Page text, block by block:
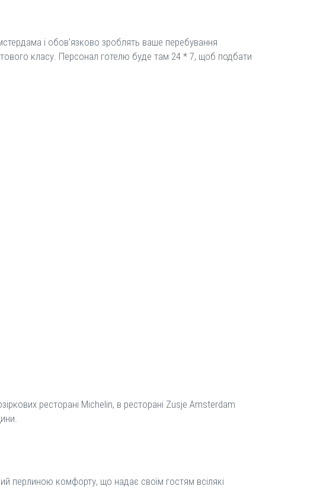
і обов'язково зроблять ваше перебування
класу. Персонал готелю буде там 24 * 7, щоб подбати
ресторані Michelin, в ресторані Zusje Amsterdam
перлиною комфорту, що надає своїм гостям всілякі